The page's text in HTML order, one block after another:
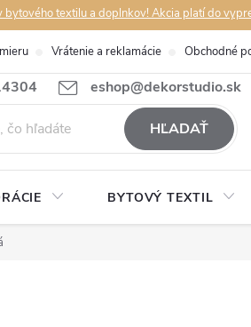
textilu a doplnkov! Akcia platí do
eshop@dekorstudio.sk
Vrátenie a reklamácie Obchodné
HĽADAŤ
BYTOVÝ TEXTIL